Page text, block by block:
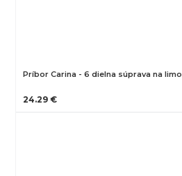
Príbor Carina - 6 dielna súprava na limo
24.29 €